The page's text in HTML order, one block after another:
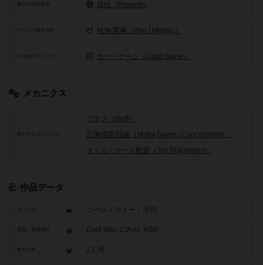
舞台の時代背景 現代（Present）
ゲームの基本目的 戦争/軍事（War / Militaly）
その他のコンセプト カードゲーム（Card Game）
メカニクス
頻出するメカニクス
ブラフ（Bluff）
正体隠匿/隠蔽（Mafia Game / Concealment）
タイル・カード配置（Tile Placement）
作品データ
タイトル コールドウォー：冷戦
Cold War: CIA vs. KGB
参加人数 2人用